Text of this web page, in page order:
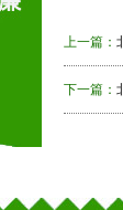
上一篇：
下一篇：